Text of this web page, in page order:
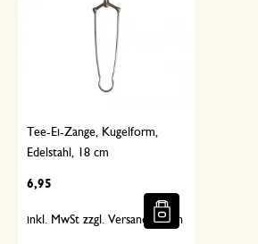
Tee-Ei-Zange, Kugelform,
Edelstahl, 18 cm
6,95
inkl. MwSt zzgl. Versandkosten